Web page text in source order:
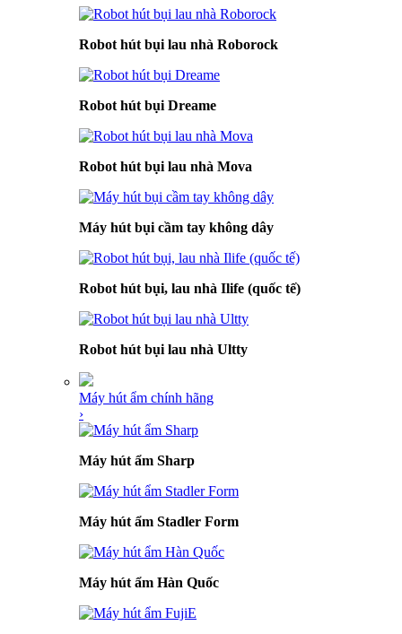
Robot hút bụi lau nhà Roborock
Robot hút bụi Dreame
Robot hút bụi lau nhà Mova
Máy hút bụi cầm tay không dây
Robot hút bụi, lau nhà Ilife (quốc tế)
Robot hút bụi lau nhà Ultty
Máy hút ẩm chính hãng
›
Máy hút ẩm Sharp
Máy hút ẩm Stadler Form
Máy hút ẩm Hàn Quốc